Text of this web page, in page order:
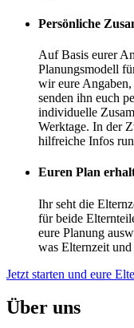
Persönliche
Auf Basis eurer
Planungsmodell
wir eure
senden ihn euch
individuelle
Werktage. In der
hilfreiche Infos
Euren Plan
Ihr seht die
für beide
eure Planung
was Elternzeit
Jetzt starten und eure
Über uns